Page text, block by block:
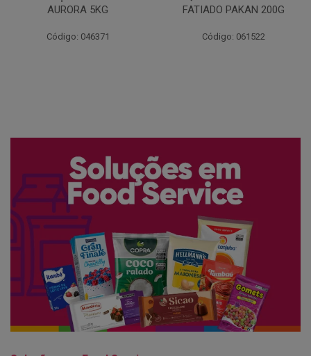
FATIADO PAKAN 200G
Código: 061522
CONG COPACOL 1KG
Código: 066530